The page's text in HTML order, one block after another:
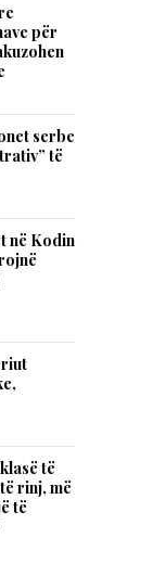
për
serbe
të
në Kodin
të
rinj, më
të